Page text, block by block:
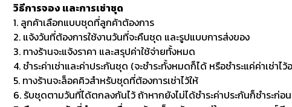
วิธีการจอง และการเช่าชุด
1. ลูกค้าเลือกแบบชุดที่ลูกค้าต้องการ
2. แจ้งวันที่ต้องการใช้งานวันที่จะคืนชุด และรูปแบบการส่งของ
3. ทางร้านจะแจ้งราคา และสรุปค่าใช้จ่ายทั้งหมด
4. ชำระค่าเช่าและค่าประกันชุด (จะชำระทั้งหมดก็ได้ หรือชำระแค่ค่าเช่าไ
5. ทางร้านจะล็อคคิวสำหรับชุดที่ต้องการเช่าไว้ให้
6. รับชุดตามวันที่ได้ตกลงกันไว้ ถ้าหากยังไม่ได้ชำระค่าประกันก็ชำระก่อ